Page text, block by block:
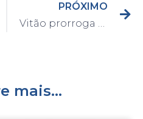
PRÓXIMO
Vitão prorroga prazo para pagamento de impostos como IPTU e ISSQN
mais...